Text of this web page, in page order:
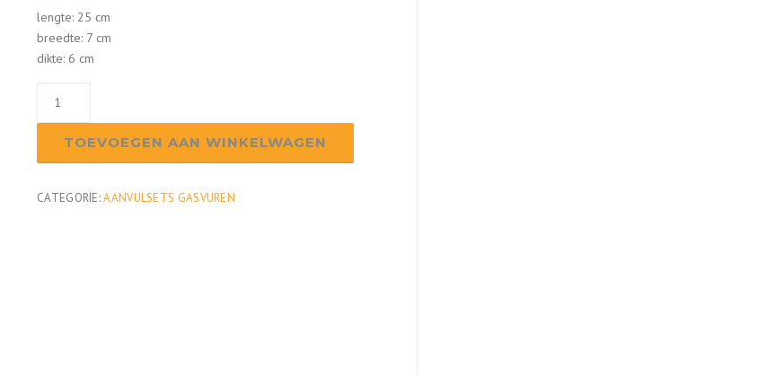
lengte: 25 cm
breedte: 7 cm
dikte: 6 cm
TOEVOEGEN AAN WINKELWAGEN
CATEGORIE:AANVULSETS GASVUREN